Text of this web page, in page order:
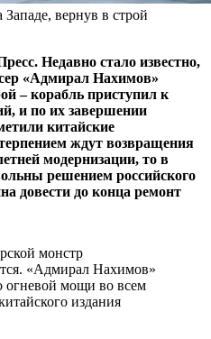
вернув в строй
Недавно стало известно,
«Адмирал Нахимов»
– корабль приступил к
и по их завершении
китайские
ждут возвращения
модернизации, то в
решением российского
довести до конца ремонт
монстр
«Адмирал Нахимов»
огневой мощи во всем
издания